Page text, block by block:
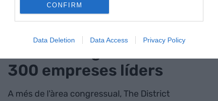
CONFIRM
Data Deletion Data Access Privacy Policy
que ocuparan part de l'agenda de continguts de
la trobada.
300 empreses líders
A més de l'àrea congressual, The District